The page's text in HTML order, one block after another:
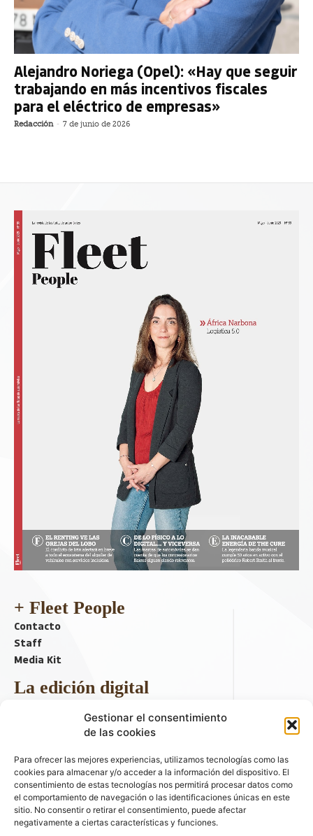
Gestionar el consentimiento
de las cookies
Para ofrecer las mejores experiencias, utilizamos tecnologías como las
cookies para almacenar y/o acceder a la información del dispositivo. El
consentimiento de estas tecnologías nos permitirá procesar datos como
el comportamiento de navegación o las identificaciones únicas en este
sitio. No consentir o retirar el consentimiento, puede afectar
negativamente a ciertas características y funciones.
Alejandro Noriega (Opel): «Hay que seguir
trabajando en más incentivos fiscales
para el eléctrico de empresas»
Redacción - 7 de junio de 2026
+ Fleet People
Contacto
Staff
Media Kit
La edición digital
Descargar último ejemplar
ir a hemeroteca
+ Contenido en redes sociales